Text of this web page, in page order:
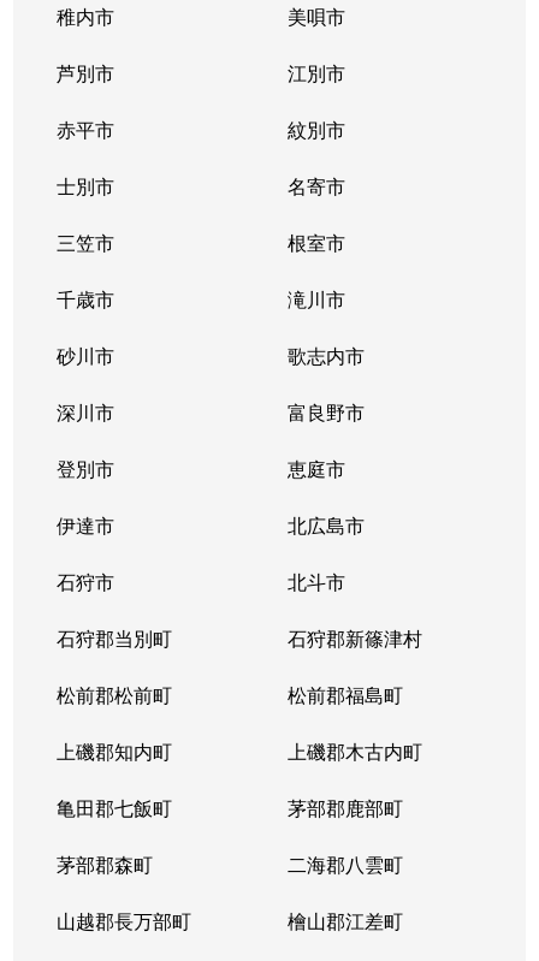
稚内市 美唄市
芦別市 江別市
赤平市 紋別市
士別市 名寄市
三笠市 根室市
千歳市 滝川市
砂川市 歌志内市
深川市 富良野市
登別市 恵庭市
伊達市 北広島市
石狩市 北斗市
石狩郡当別町 石狩郡新篠津村
松前郡松前町 松前郡福島町
上磯郡知内町 上磯郡木古内町
亀田郡七飯町 茅部郡鹿部町
茅部郡森町 二海郡八雲町
山越郡長万部町 檜山郡江差町